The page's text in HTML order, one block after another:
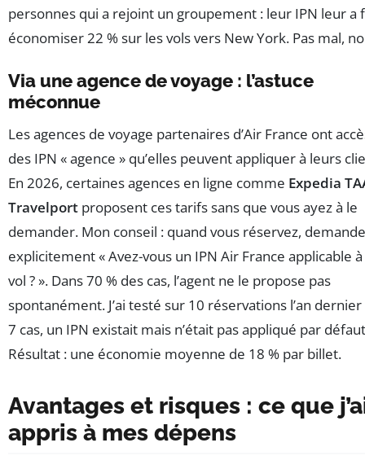
personnes qui a rejoint un groupement : leur IPN leur a
économiser 22 % sur les vols vers New York. Pas mal,
Via une agence de voyage : l’astuce
méconnue
Les agences de voyage partenaires d’Air France ont
des IPN « agence » qu’elles peuvent appliquer à leurs
En 2026, certaines agences en ligne comme Expedia
Travelport proposent ces tarifs sans que vous ayez à le
demander. Mon conseil : quand vous réservez,
explicitement « Avez-vous un IPN Air France applicable
vol ? ». Dans 70 % des cas, l’agent ne le propose pas
spontanément. J’ai testé sur 10 réservations l’an dernier
7 cas, un IPN existait mais n’était pas appliqué par
Résultat : une économie moyenne de 18 % par billet.
Avantages et risques : ce que
appris à mes dépens